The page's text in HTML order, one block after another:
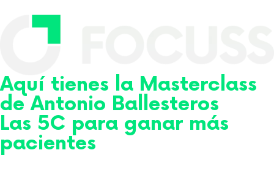
Aquí tienes la Masterclass
de Antonio Ballesteros
Las 5C para ganar más
pacientes